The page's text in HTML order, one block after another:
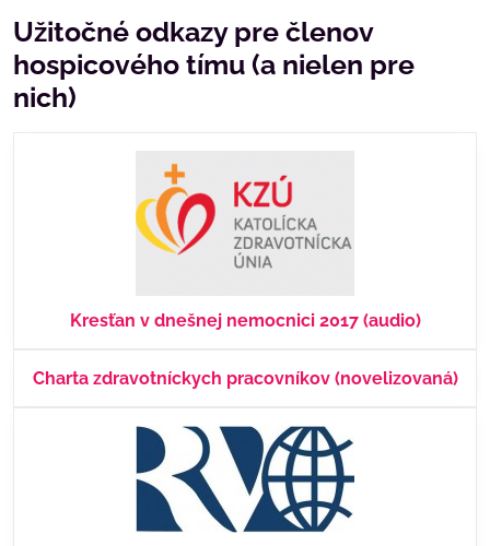
Užitočné odkazy pre členov
hospicového tímu (a nielen pre
nich)
Kresťan v dnešnej nemocnici 2017 (audio)
Charta zdravotníckych pracovníkov (novelizovaná)